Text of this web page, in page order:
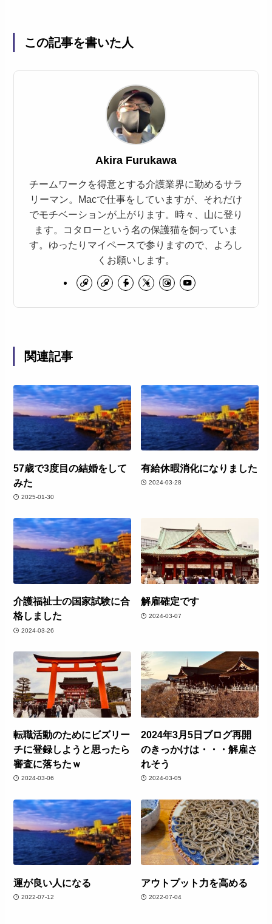
この記事を書いた人
Akira Furukawa
チームワークを得意とする介護業界に勤めるサラ
リーマン。Macで仕事をしていますが、それだけ
でモチベーションが上がります。時々、山に登り
ます。コタローという名の保護猫を飼っていま
す。ゆったりマイペースで参りますので、よろし
くお願いします。
関連記事
57歳で3度目の結婚をして
みた
2025-01-30
有給休暇消化になりました
2024-03-28
介護福祉士の国家試験に合
格しました
2024-03-26
解雇確定です
2024-03-07
転職活動のためにビズリー
チに登録しようと思ったら
審査に落ちたｗ
2024-03-06
2024年3月5日ブログ再開
のきっかけは・・・解雇さ
れそう
2024-03-05
運が良い人になる
2022-07-12
アウトプット力を高める
2022-07-04